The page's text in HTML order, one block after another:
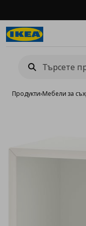
Продукти›Мебели за